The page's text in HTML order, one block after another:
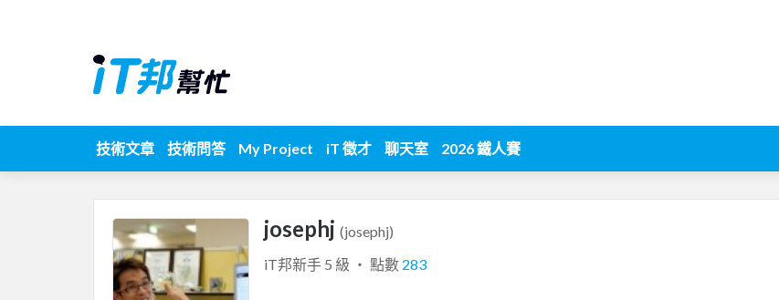
技術文章 技術問答 My Project iT 徵才 聊天室 2026 鐵人賽
josephj (josephj)
iT邦新手 5 級 ‧ 點數 283